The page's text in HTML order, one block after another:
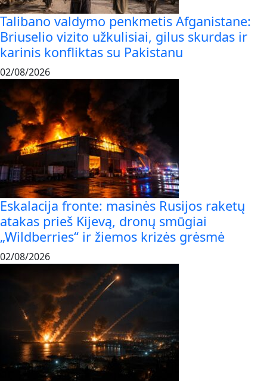
Talibano valdymo penkmetis Afganistane:
Briuselio vizito užkulisiai, gilus skurdas ir
karinis konfliktas su Pakistanu
02/08/2026
Eskalacija fronte: masinės Rusijos raketų
atakas prieš Kijevą, dronų smūgiai
„Wildberries“ ir žiemos krizės grėsmė
02/08/2026